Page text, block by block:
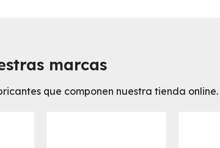
marcas
que componen nuestra tienda online.